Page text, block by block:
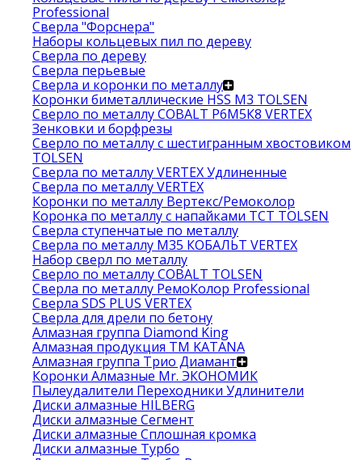
Professional
Сверла "Форснера"
Наборы кольцевых пил по дереву
Сверла по дереву
Сверла перьевые
Сверла и коронки по металлу
Коронки биметаллические HSS M3 TOLSEN
Сверло по металлу COBALT Р6М5К8 VERTEX
Зенковки и борфрезы
Сверло по металлу с шестигранным хвостовиком
TOLSEN
Сверла по металлу VERTEX Удлиненные
Сверла по металлу VERTEX
Коронки по металлу Вертекс/Ремоколор
Коронка по металлу с напайками TCT TOLSEN
Сверла ступенчатые по металлу
Сверла по металлу М35 КОБАЛЬТ VERTEX
Набор сверл по металлу
Сверло по металлу COBALT TOLSEN
Сверла по металлу РемоКолор Professional
Сверла SDS PLUS VERTEX
Сверла для дрели по бетону
Алмазная группа Diamond King
Алмазная продукция ТМ KATANA
Алмазная группа Трио Диамант
Коронки Алмазные Mr. ЭКОНОМИК
Пылеудалители Переходники Удлинители
Диски алмазные HILBERG
Диски алмазные Сегмент
Диски алмазные Сплошная кромка
Диски алмазные Турбо